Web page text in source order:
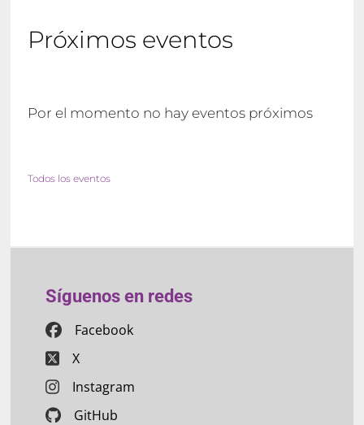
Próximos eventos
Por el momento no hay eventos próximos
Todos los eventos
Síguenos en redes
Facebook
X
Instagram
GitHub